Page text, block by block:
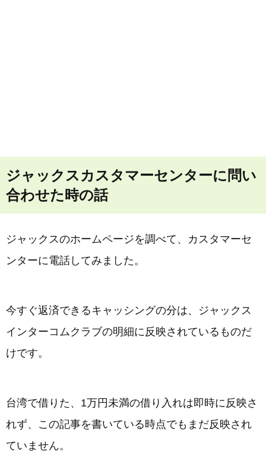
ジャックスカスタマーセンターに問い
合わせた時の話
ジャックスのホームページを調べて、カスタマーセ
ンターに電話してみました。
今すぐ返済できるキャッシングの分は、ジャックス
インターコムクラブの明細に反映されているものだ
けです。
台湾で借りた、1万円未満の借り入れは即時に反映さ
れず、この記事を書いている時点でもまだ反映され
ていません。